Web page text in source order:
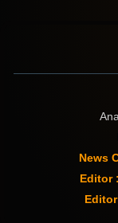
News
Editor :